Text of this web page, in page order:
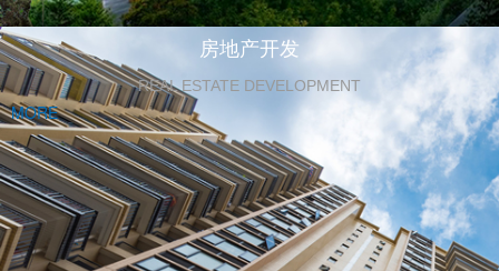
房地产开发
REAL ESTATE DEVELOPMENT
MORE